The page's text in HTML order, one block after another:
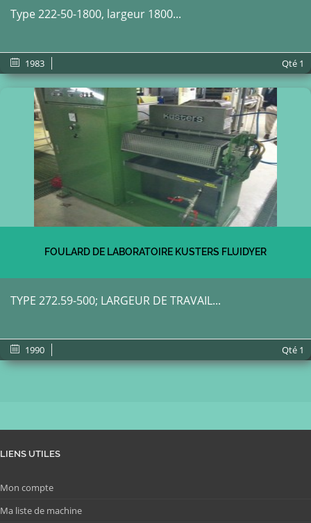
Type 222-50-1800, largeur 1800...
1983 Qté 1
FOULARD DE LABORATOIRE KUSTERS FLUIDYER
TYPE 272.59-500; LARGEUR DE TRAVAIL...
1990 Qté 1
LIENS UTILES
Mon compte
Ma liste de machine